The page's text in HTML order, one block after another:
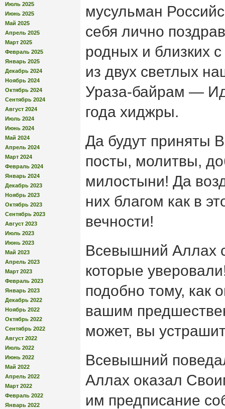
Июль 2025
Июнь 2025
Май 2025
Апрель 2025
Март 2025
Февраль 2025
Январь 2025
Декабрь 2024
Ноябрь 2024
Октябрь 2024
Сентябрь 2024
Август 2024
Июль 2024
Июнь 2024
Май 2024
Апрель 2024
Март 2024
Февраль 2024
Январь 2024
Декабрь 2023
Ноябрь 2023
Октябрь 2023
Сентябрь 2023
Август 2023
Июль 2023
Июнь 2023
Май 2023
Апрель 2023
Март 2023
Февраль 2023
Январь 2023
Декабрь 2022
Ноябрь 2022
Октябрь 2022
Сентябрь 2022
Август 2022
Июль 2022
Июнь 2022
Май 2022
Апрель 2022
Март 2022
Февраль 2022
Январь 2022
мусульман
себя лично
родных и близких
из двух светлых
Ураза-байрам —
года хиджры.
Да будут приняты
посты, молитвы,
милостыни! Да
них благом как в
вечности!
Всевышний Аллах
которые
подобно тому, как
вашим
может, вы
Всевышний
Аллах оказал
им предписание